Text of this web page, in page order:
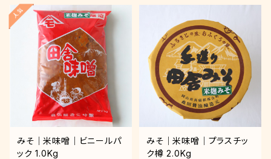
みそ｜米味噌｜ビニールパ
ック 1.0Kg
みそ｜米味噌｜プラスチッ
ク樽 2.0Kg